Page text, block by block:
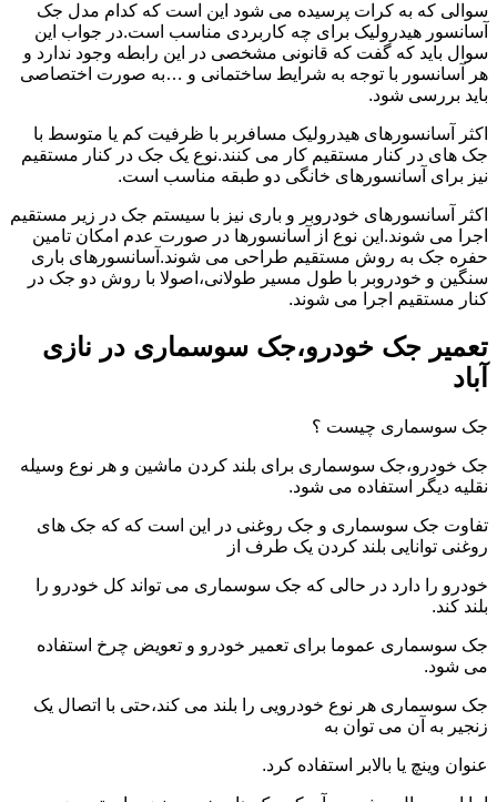
سوالی که به کرات پرسیده می شود این است که کدام مدل جک
آسانسور هیدرولیک برای چه کاربردی مناسب است.در جواب این
سوال باید که گفت که قانونی مشخصی در این رابطه وجود ندارد و
هر آسانسور با توجه به شرایط ساختمانی و …به صورت اختصاصی
باید بررسی شود.
اکثر آسانسورهای هیدرولیک مسافربر با ظرفیت کم یا متوسط با
جک های در کنار مستقیم کار می کنند.نوع یک جک در کنار مستقیم
نیز برای آسانسورهای خانگی دو طبقه مناسب است.
اکثر آسانسورهای خودروبر و باری نیز با سیستم جک در زیر مستقیم
اجرا می شوند.این نوع از آسانسورها در صورت عدم امکان تامین
حفره جک به روش مستقیم طراحی می شوند.آسانسورهای باری
سنگین و خودروبر با طول مسیر طولانی،اصولا با روش دو جک در
کنار مستقیم اجرا می شوند.
تعمیر جک خودرو،جک سوسماری در نازی
آباد
جک سوسماری چیست ؟
جک خودرو،جک سوسماری برای بلند کردن ماشین و هر نوع وسیله
نقلیه دیگر استفاده می شود.
تفاوت جک سوسماری و جک روغنی در این است که که جک های
روغنی توانایی بلند کردن یک طرف از
خودرو را دارد در حالی که جک سوسماری می تواند کل خودرو را
بلند کند.
جک سوسماری عموما برای تعمیر خودرو و تعویض چرخ استفاده
می شود.
جک سوسماری هر نوع خودرویی را بلند می کند،حتی با اتصال یک
زنجیر به آن می توان به
عنوان وینچ یا بالابر استفاده کرد.